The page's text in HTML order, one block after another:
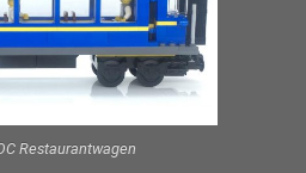
Restaurantwagen